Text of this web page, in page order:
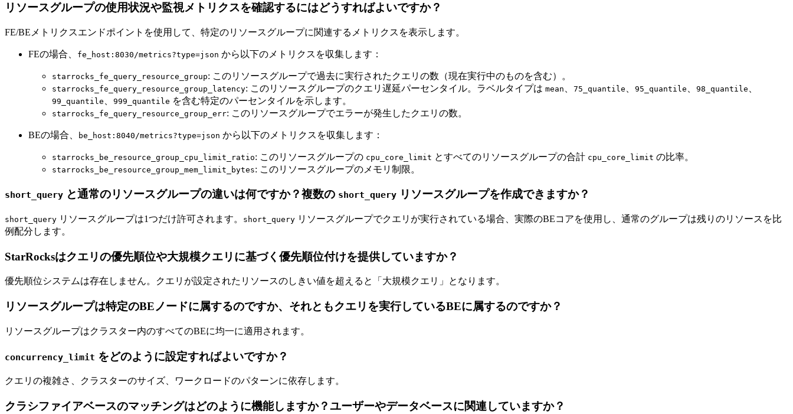
リソースグループの使用状況や監視メトリクスを確認するにはどうすればよいですか？
FE/BEメトリクスエンドポイントを使用して、特定のリソースグループに関連するメトリクスを表示します。
FEの場合、 fe_host:8030/metrics?type=json から以下のメトリクスを収集します：
starrocks_fe_query_resource_group: このリソースグループで過去に実行されたクエリの数（現在実行中のものを含む）。
starrocks_fe_query_resource_group_latency: このリソースグループのクエリ遅延パーセンタイル。ラベルタイプは mean 75_quantile 95_quantile 98_quantile
99_quantile 999_quantile を含む特定のパーセンタイルを示します。
starrocks_fe_query_resource_group_err: このリソースグループでエラーが発生したクエリの数。
BEの場合、 be_host:8040/metrics?type=json から以下のメトリクスを収集します：
starrocks_be_resource_group_cpu_limit_ratio: このリソースグループの cpu_core_limit とすべてのリソースグループの合計 cpu_core_limit の比率。
starrocks_be_resource_group_mem_limit_bytes: このリソースグループのメモリ制限。
short_query と通常のリソースグループの違いは何ですか？複数の short_query リソースグループを作成できますか？
short_query リソースグループは1つだけ許可されます。 short_query リソースグループでクエリが実行されている場合、実際のBEコアを使用し、通常のグループは残りのリソースを比
例配分します。
StarRocksはクエリの優先順位や大規模クエリに基づく優先順位付けを提供していますか？
優先順位システムは存在しません。クエリが設定されたリソースのしきい値を超えると「大規模クエリ」となります。
リソースグループは特定のBEノードに属するのですか、それともクエリを実行しているBEに属するのですか？
リソースグループはクラスター内のすべてのBEに均一に適用されます。
concurrency_limit をどのように設定すればよいですか？
クエリの複雑さ、クラスターのサイズ、ワークロードのパターンに依存します。
クラシファイアベースのマッチングはどのように機能しますか？ユーザーやデータベースに関連していますか？